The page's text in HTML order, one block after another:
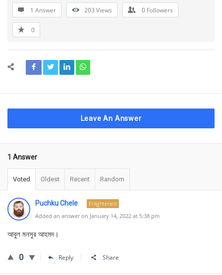
1 Answer 203 Views 0 Followers
0
Leave An Answer
1 Answer
Voted Oldest Recent Random
Puchku Chele
Enlightened
Added an answer on January 14, 2022 at 5:38 pm
আবুল মনসুর আহমদ।
0 Reply Share